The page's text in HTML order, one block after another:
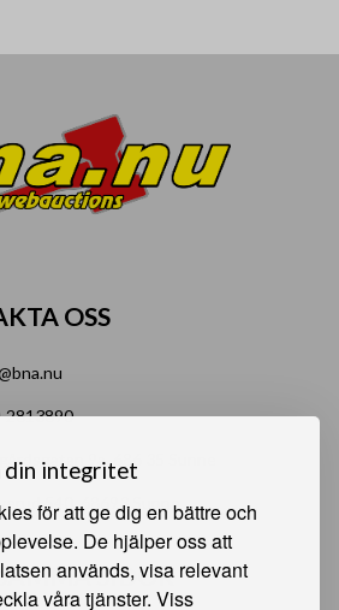
din integritet
för att ge dig en bättre och
De hjälper oss att
används, visa relevant
våra tjänster. Viss
OSS
2813890
9a, 686 35 Sunne
540, 68693 Sunne
SIDOR